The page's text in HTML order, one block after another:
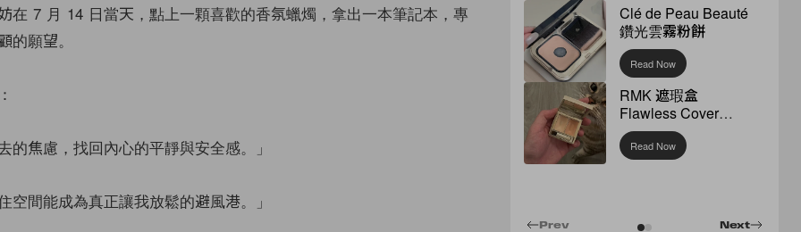
在 7 月 14 日當天，點上一顆喜歡的香氛蠟燭，拿出一本筆記本，專
的願望。
的焦慮，找回內心的平靜與安全感。」
空間能成為真正讓我放鬆的避風港。」
Clé de Peau Beauté
鑽光雲霧粉餅
Read Now
RMK 遮瑕盒
Flawless Cover
Concealer
Read Now
Next
Prev